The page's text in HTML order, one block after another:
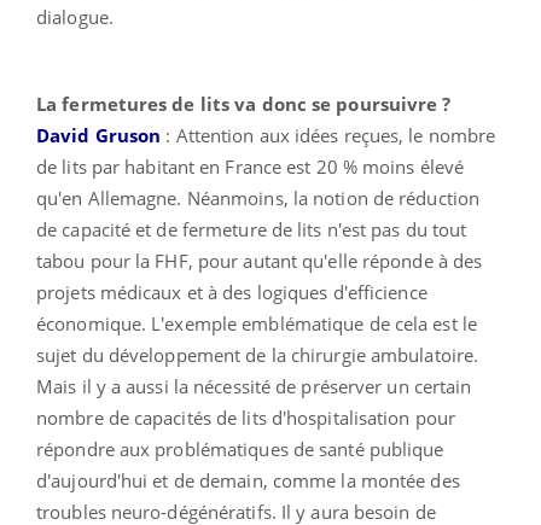
dialogue.
La fermetures de lits va donc se poursuivre ?
David Gruson : Attention aux idées reçues, le nombre
de lits par habitant en France est 20 % moins élevé
qu'en Allemagne. Néanmoins, la notion de réduction
de capacité et de fermeture de lits n'est pas du tout
tabou pour la FHF, pour autant qu'elle réponde à des
projets médicaux et à des logiques d'efficience
économique. L'exemple emblématique de cela est le
sujet du développement de la chirurgie ambulatoire.
Mais il y a aussi la nécessité de préserver un certain
nombre de capacités de lits d'hospitalisation pour
répondre aux problématiques de santé publique
d'aujourd'hui et de demain, comme la montée des
troubles neuro-dégénératifs. Il y aura besoin de